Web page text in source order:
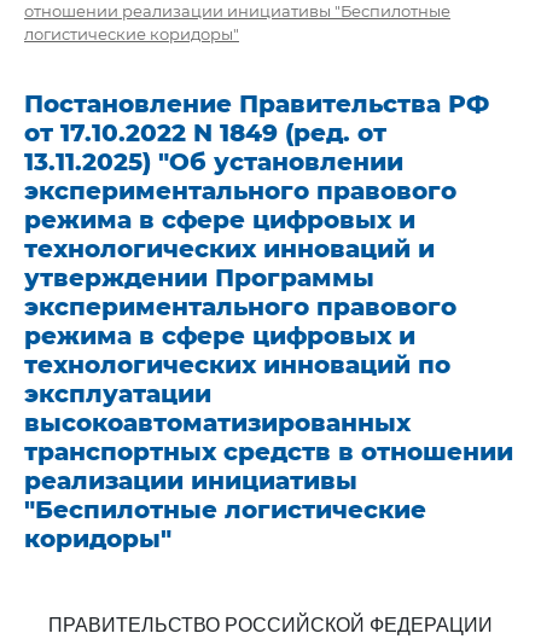
отношении реализации инициативы "Беспилотные
логистические коридоры"
Постановление Правительства РФ
от 17.10.2022 N 1849 (ред. от
13.11.2025) "Об установлении
экспериментального правового
режима в сфере цифровых и
технологических инноваций и
утверждении Программы
экспериментального правового
режима в сфере цифровых и
технологических инноваций по
эксплуатации
высокоавтоматизированных
транспортных средств в отношении
реализации инициативы
"Беспилотные логистические
коридоры"
ПРАВИТЕЛЬСТВО РОССИЙСКОЙ ФЕДЕРАЦИИ